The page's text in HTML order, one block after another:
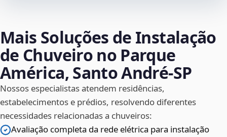
Mais Soluções de Instalação
de Chuveiro no Parque
América, Santo André‑SP
Nossos especialistas atendem residências,
estabelecimentos e prédios, resolvendo diferentes
necessidades relacionadas a chuveiros:
Avaliação completa da rede elétrica para instalação